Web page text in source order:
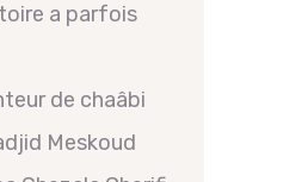
a parfois
de chaâbi
Meskoud